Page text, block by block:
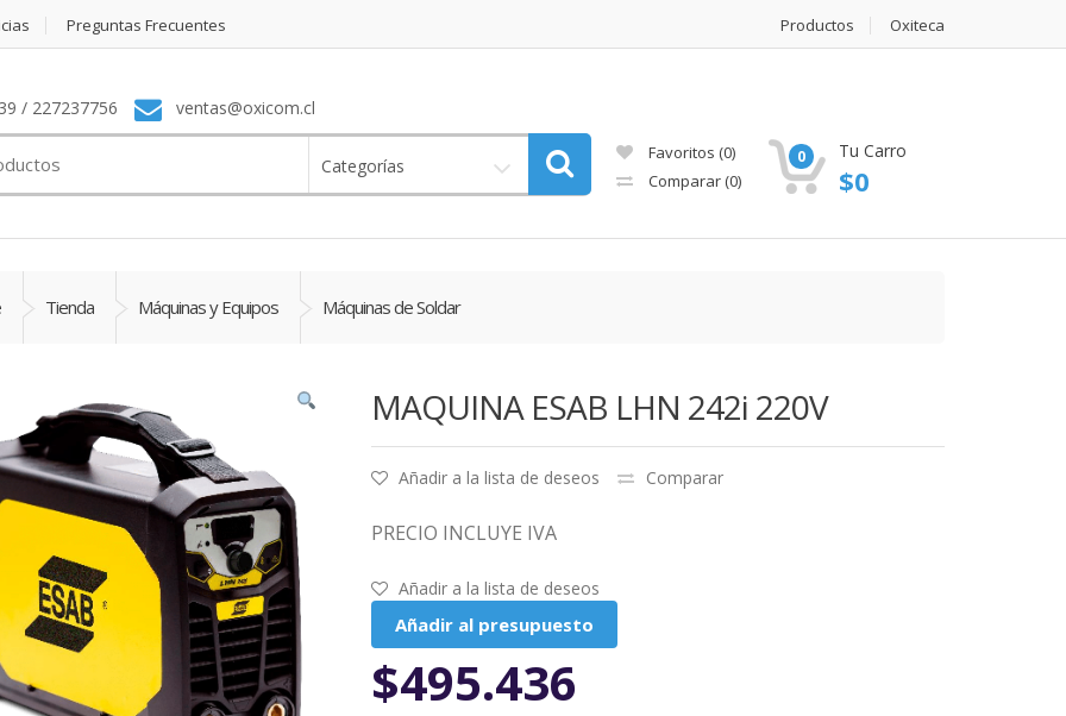
Preguntas Frecuentes Productos Oxiteca
/ 227237756 ventas@oxicom.cl
Categorías
Favoritos (0)
Comparar (0)
0 Tu Carro
$0
Tienda Máquinas y Equipos Máquinas de Soldar
MAQUINA ESAB LHN 242i 220V
Añadir a la lista de deseos Comparar
PRECIO INCLUYE IVA
Añadir a la lista de deseos
Añadir al presupuesto
$495.436